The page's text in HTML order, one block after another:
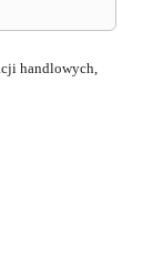
handlowych,